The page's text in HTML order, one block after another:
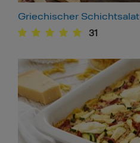
Griechischer Schichtsalat
31